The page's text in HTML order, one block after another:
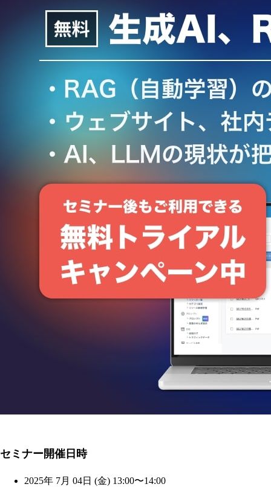
セミナー開催日時
2025年 7月 04日 (金) 13:00〜14:00